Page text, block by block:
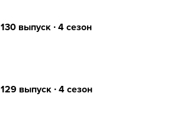
130 выпуск ∙ 4 сезон
129 выпуск ∙ 4 сезон